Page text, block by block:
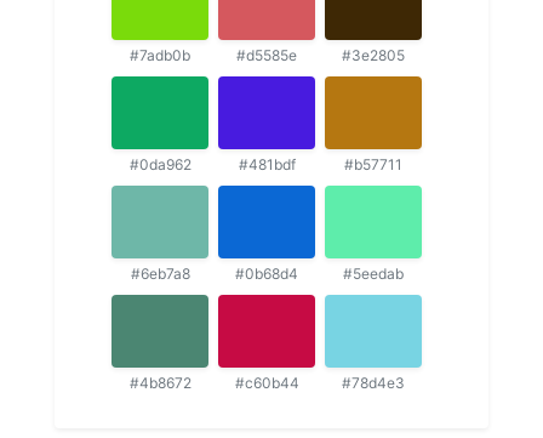
#7adb0b #d5585e #3e2805
#0da962 #481bdf #b57711
#6eb7a8 #0b68d4 #5eedab
#4b8672 #c60b44 #78d4e3